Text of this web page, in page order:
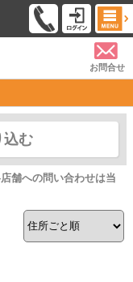
お問合せ
込む
舗への問い合わせは当